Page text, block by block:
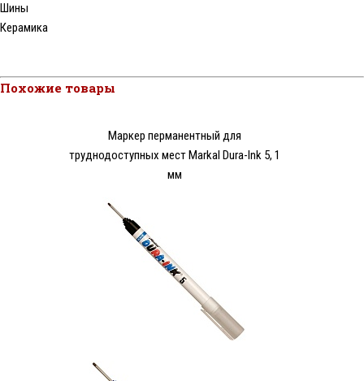
Шины
Керамика
Похожие товары
Маркер перманентный для
труднодоступных мест Markal Dura-Ink 5, 1
мм